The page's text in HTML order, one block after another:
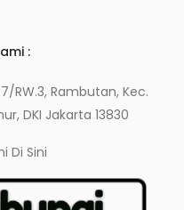
:
RW.3, Rambutan, Kec.
DKI Jakarta 13830
Di Sini